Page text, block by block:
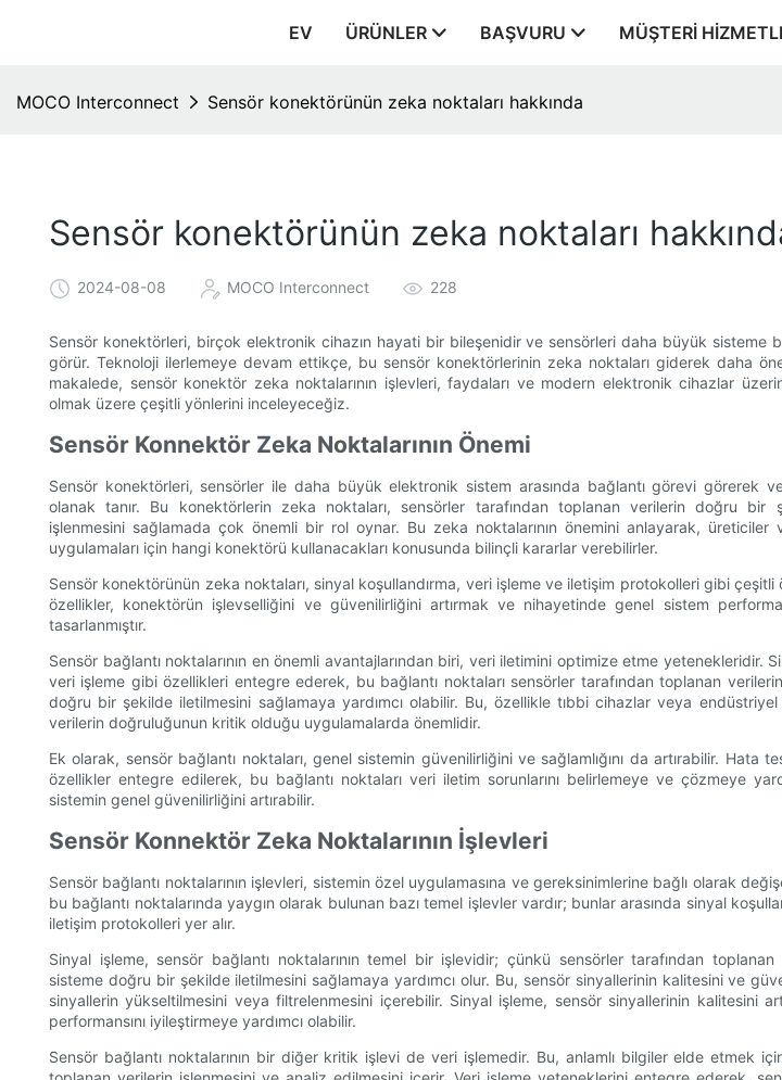
EV ÜRÜNLER BAŞVURU MÜŞTERI
MOCO Interconnect Sensör konektörünün zeka noktaları hakkında
Sensör konektörünün zeka noktaları
2024-08-08 MOCO Interconnect 228
Sensör konektörleri, birçok elektronik cihazın hayati bir bileşenidir ve sensörleri daha büyük sisteme
görür. Teknoloji ilerlemeye devam ettikçe, bu sensör konektörlerinin zeka noktaları giderek daha
makalede, sensör konektör zeka noktalarının işlevleri, faydaları ve modern elektronik cihazlar
olmak üzere çeşitli yönlerini inceleyeceğiz.
Sensör Konnektör Zeka Noktalarının Önemi
Sensör konektörleri, sensörler ile daha büyük elektronik sistem arasında bağlantı görevi görerek
olanak tanır. Bu konektörlerin zeka noktaları, sensörler tarafından toplanan verilerin doğru bir
işlenmesini sağlamada çok önemli bir rol oynar. Bu zeka noktalarının önemini anlayarak, üreticiler
uygulamaları için hangi konektörü kullanacakları konusunda bilinçli kararlar verebilirler.
Sensör konektörünün zeka noktaları, sinyal koşullandırma, veri işleme ve iletişim protokolleri gibi çeşitli
özellikler, konektörün işlevselliğini ve güvenilirliğini artırmak ve nihayetinde genel sistem
tasarlanmıştır.
Sensör bağlantı noktalarının en önemli avantajlarından biri, veri iletimini optimize etme yetenekleridir.
veri işleme gibi özellikleri entegre ederek, bu bağlantı noktaları sensörler tarafından toplanan
doğru bir şekilde iletilmesini sağlamaya yardımcı olabilir. Bu, özellikle tıbbi cihazlar veya
verilerin doğruluğunun kritik olduğu uygulamalarda önemlidir.
Ek olarak, sensör bağlantı noktaları, genel sistemin güvenilirliğini ve sağlamlığını da artırabilir. Hata
özellikler entegre edilerek, bu bağlantı noktaları veri iletim sorunlarını belirlemeye ve çözmeye
sistemin genel güvenilirliğini artırabilir.
Sensör Konnektör Zeka Noktalarının İşlevleri
Sensör bağlantı noktalarının işlevleri, sistemin özel uygulamasına ve gereksinimlerine bağlı olarak
bu bağlantı noktalarında yaygın olarak bulunan bazı temel işlevler vardır; bunlar arasında sinyal
iletişim protokolleri yer alır.
Sinyal işleme, sensör bağlantı noktalarının temel bir işlevidir; çünkü sensörler tarafından
sisteme doğru bir şekilde iletilmesini sağlamaya yardımcı olur. Bu, sensör sinyallerinin kalitesini ve
sinyallerin yükseltilmesini veya filtrelenmesini içerebilir. Sinyal işleme, sensör sinyallerinin kalitesini
performansını iyileştirmeye yardımcı olabilir.
Sensör bağlantı noktalarının bir diğer kritik işlevi de veri işlemedir. Bu, anlamlı bilgiler elde etmek